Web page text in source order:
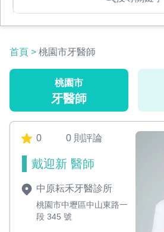
首頁 > 桃園市牙醫師
桃園市
牙醫師
0 0 則評論
戴迎新 醫師
中原耘禾牙醫診所
桃園市中壢區中山東路一
段 345 號